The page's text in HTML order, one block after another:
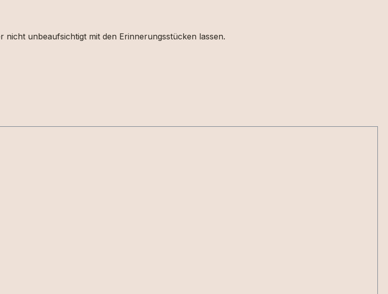
unbeaufsichtigt mit den Erinnerungsstücken lassen.